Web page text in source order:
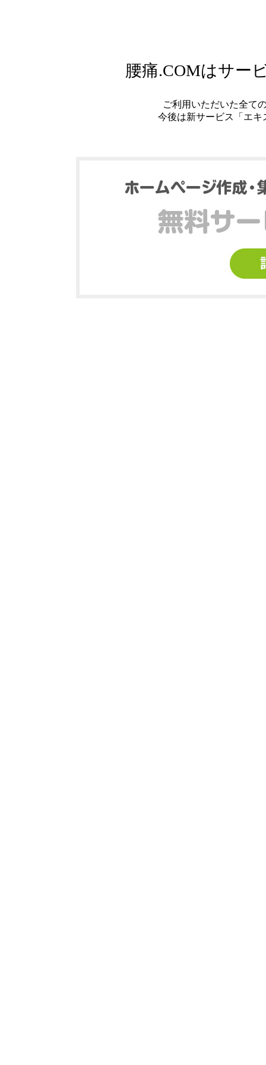
腰痛.COMはサー
ご利用いただいた全て
今後は新サービス「エ